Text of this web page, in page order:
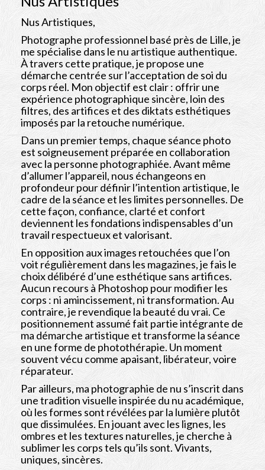
Albums
Bio
Contact
Shop
Nus Artistiques,
Photographe professionnel basé près de Lille, je
me spécialise dans le nu artistique authentique.
À travers cette pratique, je propose une
démarche centrée sur l’acceptation de soi du
corps réel. Mon objectif est clair : offrir une
expérience photographique sincère, loin des
filtres, des artifices et des diktats esthétiques
imposés par la retouche numérique.
Dans un premier temps, chaque séance photo
est soigneusement préparée en collaboration
avec la personne photographiée. Avant même
d’allumer l’appareil, nous échangeons en
profondeur pour définir l’intention artistique, le
cadre de la séance et les limites personnelles. De
cette façon, confiance, clarté et confort
deviennent les fondations indispensables d’un
travail respectueux et valorisant.
En opposition aux images retouchées que l’on
voit régulièrement dans les magazines, je fais le
choix délibéré d’une esthétique sans artifices.
Aucun recours à Photoshop pour modifier les
corps : ni amincissement, ni transformation. Au
contraire, je revendique la beauté du vrai. Ce
positionnement assumé fait partie intégrante de
ma démarche artistique et transforme la séance
en une forme de photothérapie. Un moment
souvent vécu comme apaisant, libérateur, voire
réparateur.
Par ailleurs, ma photographie de nu s’inscrit dans
une tradition visuelle inspirée du nu académique,
où les formes sont révélées par la lumière plutôt
que dissimulées. En jouant avec les lignes, les
ombres et les textures naturelles, je cherche à
sublimer les corps tels qu’ils sont. Vivants,
uniques, sincères.